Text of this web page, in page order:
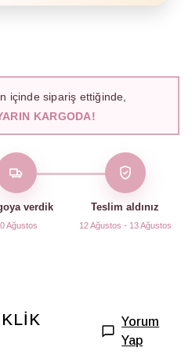
içinde sipariş ettiğinde,
KARGODA!
verdik
Ağustos
Teslim aldınız
12 Ağustos - 13 Ağustos
Yorum
Yap